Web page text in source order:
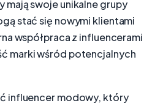
mają swoje unikalne grupy
stać się nowymi klientami
współpraca z influencerami
marki wśród potencjalnych
influencer modowy, który